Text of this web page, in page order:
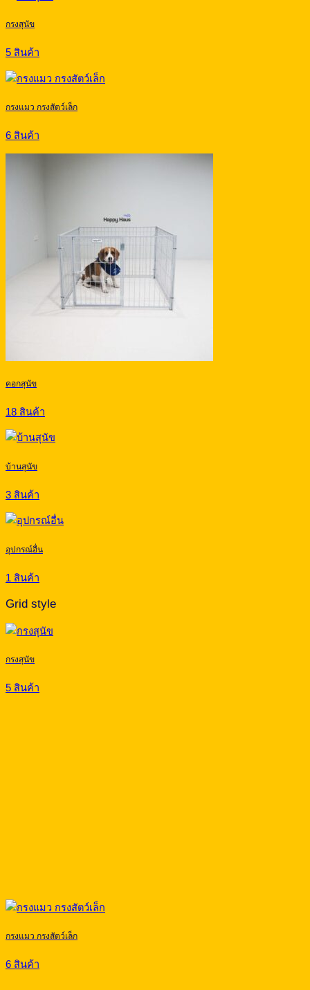
กรงสุนัข
5 สินค้า
กรงแมว กรงสัตว์เล็ก
6 สินค้า
คอกสุนัข
18 สินค้า
บ้านสุนัข
3 สินค้า
อุปกรณ์อื่น
1 สินค้า
Grid style
กรงสุนัข
5 สินค้า
กรงแมว กรงสัตว์เล็ก
6 สินค้า